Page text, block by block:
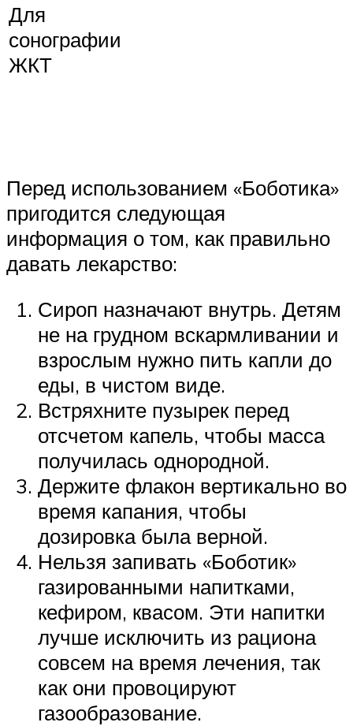
Для
сонографии
ЖКТ
Перед использованием «Боботика»
пригодится следующая
информация о том, как правильно
давать лекарство:
Сироп назначают внутрь. Детям
не на грудном вскармливании и
взрослым нужно пить капли до
еды, в чистом виде.
Встряхните пузырек перед
отсчетом капель, чтобы масса
получилась однородной.
Держите флакон вертикально во
время капания, чтобы
дозировка была верной.
Нельзя запивать «Боботик»
газированными напитками,
кефиром, квасом. Эти напитки
лучше исключить из рациона
совсем на время лечения, так
как они провоцируют
газообразование.